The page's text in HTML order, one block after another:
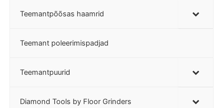
Teemantpõõsas haamrid
Teemant poleerimispadjad
Teemantpuurid
Diamond Tools by Floor Grinders